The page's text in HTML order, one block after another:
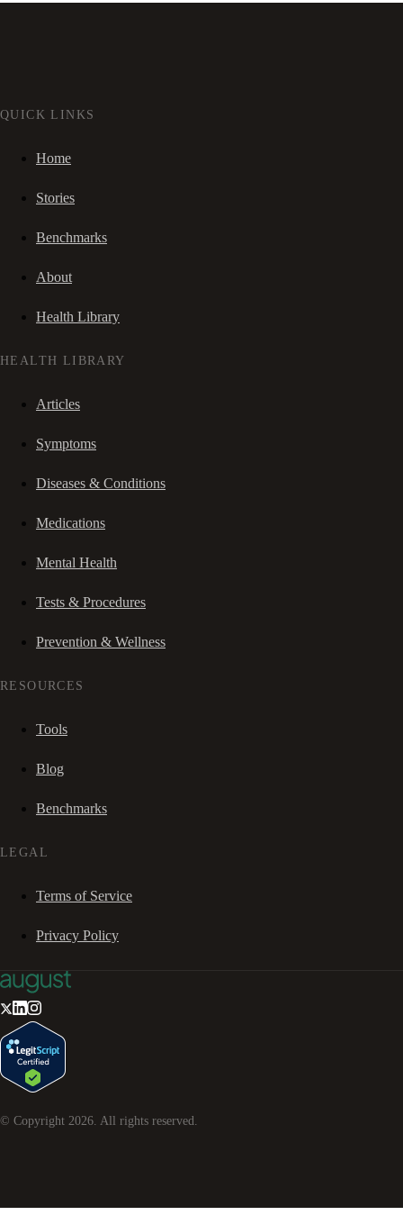
QUICK LINKS
Home
Stories
Benchmarks
About
Health Library
HEALTH LIBRARY
Articles
Symptoms
Diseases & Conditions
Medications
Mental Health
Tests & Procedures
Prevention & Wellness
RESOURCES
Tools
Blog
Benchmarks
LEGAL
Terms of Service
Privacy Policy
© Copyright 2026. All rights reserved.